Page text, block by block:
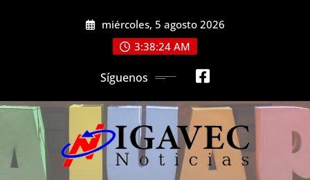
miércoles, 5 agosto 2026
3:38:26 AM
Síguenos